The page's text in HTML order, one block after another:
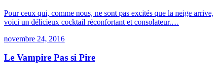
Pour ceux qui, comme nous, ne sont pas excités que la neige arrive,
voici un délicieux cocktail réconfortant et consolateur.…
novembre 24, 2016
Le Vampire Pas si Pire